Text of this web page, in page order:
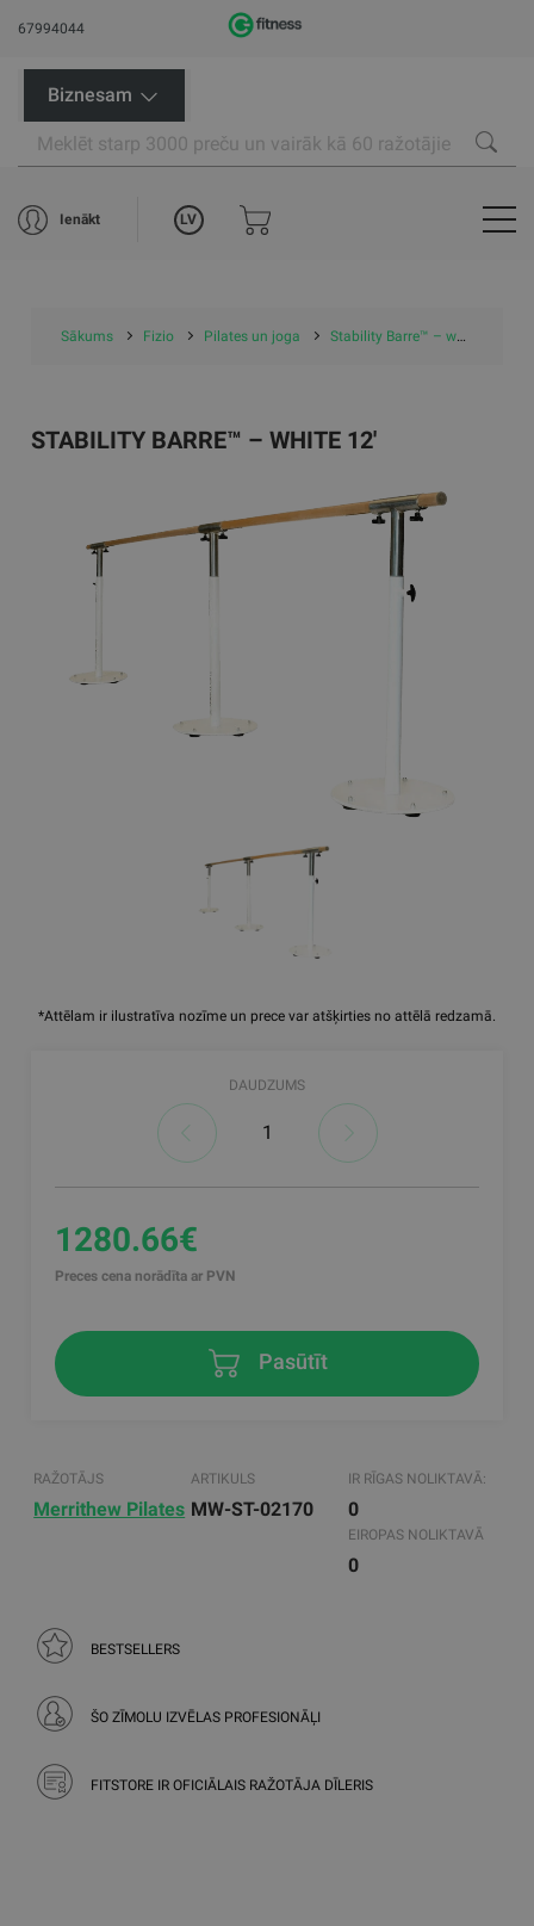
67994044
Biznesam
Ienākt LV
Sākums Fizio Pilates un joga Stability Barre™ – white 12'
*Attēlam ir ilustratīva nozīme un prece var atšķirties no attēlā redzamā.
STABILITY BARRE™ – WHITE 12'
DAUDZUMS
1280.66€
Preces cena norādīta ar PVN
Pasūtīt
RAŽOTĀJS
Merrithew Pilates
ARTIKULS
MW-ST-02170
IR RĪGAS NOLIKTAVĀ:
0
EIROPAS NOLIKTAVĀ
0
BESTSELLERS
ŠO ZĪMOLU IZVĒLAS PROFESIONĀĻI
FITSTORE IR OFICIĀLAIS RAŽOTĀJA DĪLERIS